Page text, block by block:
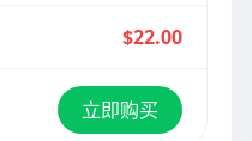
$22.00
立即购买